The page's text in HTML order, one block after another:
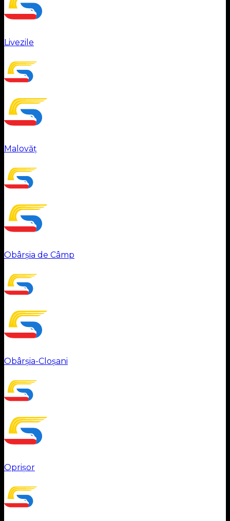
Livezile
Malovăț
Obârșia de Câmp
Obârșia-Cloșani
Oprișor